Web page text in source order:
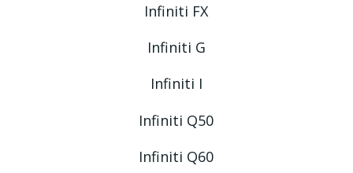
Infiniti FX
Infiniti G
Infiniti I
Infiniti Q50
Infiniti Q60